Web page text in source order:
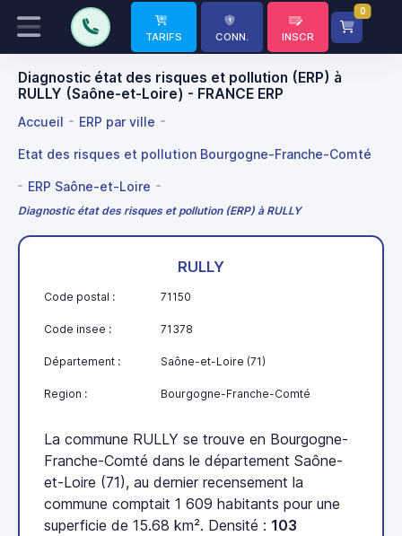
TARIFS CONN. INSCR
0
Diagnostic état des risques et pollution (ERP) à
RULLY (Saône-et-Loire) - FRANCE ERP
Accueil ERP par ville
Etat des risques et pollution Bourgogne-Franche-Comté
ERP Saône-et-Loire
Diagnostic état des risques et pollution (ERP) à RULLY
RULLY
Code postal : 71150
Code insee : 71378
Département : Saône-et-Loire (71)
Region : Bourgogne-Franche-Comté
La commune RULLY se trouve en Bourgogne-
Franche-Comté dans le département Saône-
et-Loire (71), au dernier recensement la
commune comptait 1 609 habitants pour une
superficie de 15.68 km². Densité : 103